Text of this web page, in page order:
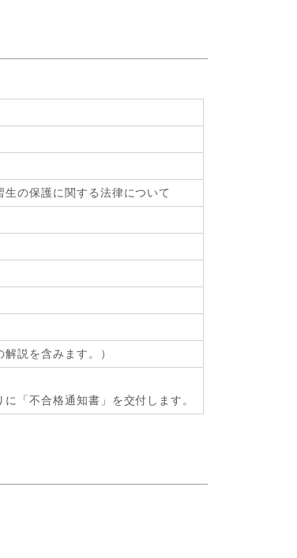
の保護に関する法律について
説を含みます。）
「不合格通知書」を交付します。